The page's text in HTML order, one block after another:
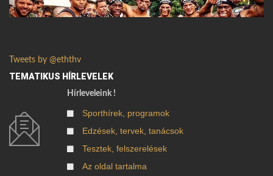
Tweets by @eththv
TEMATIKUS HÍRLEVELEK
Hírleveleink !
Sporthírek, programok
Edzések, tervek, tanácsok
Tesztek, felszerelések
Az oldal tartalma